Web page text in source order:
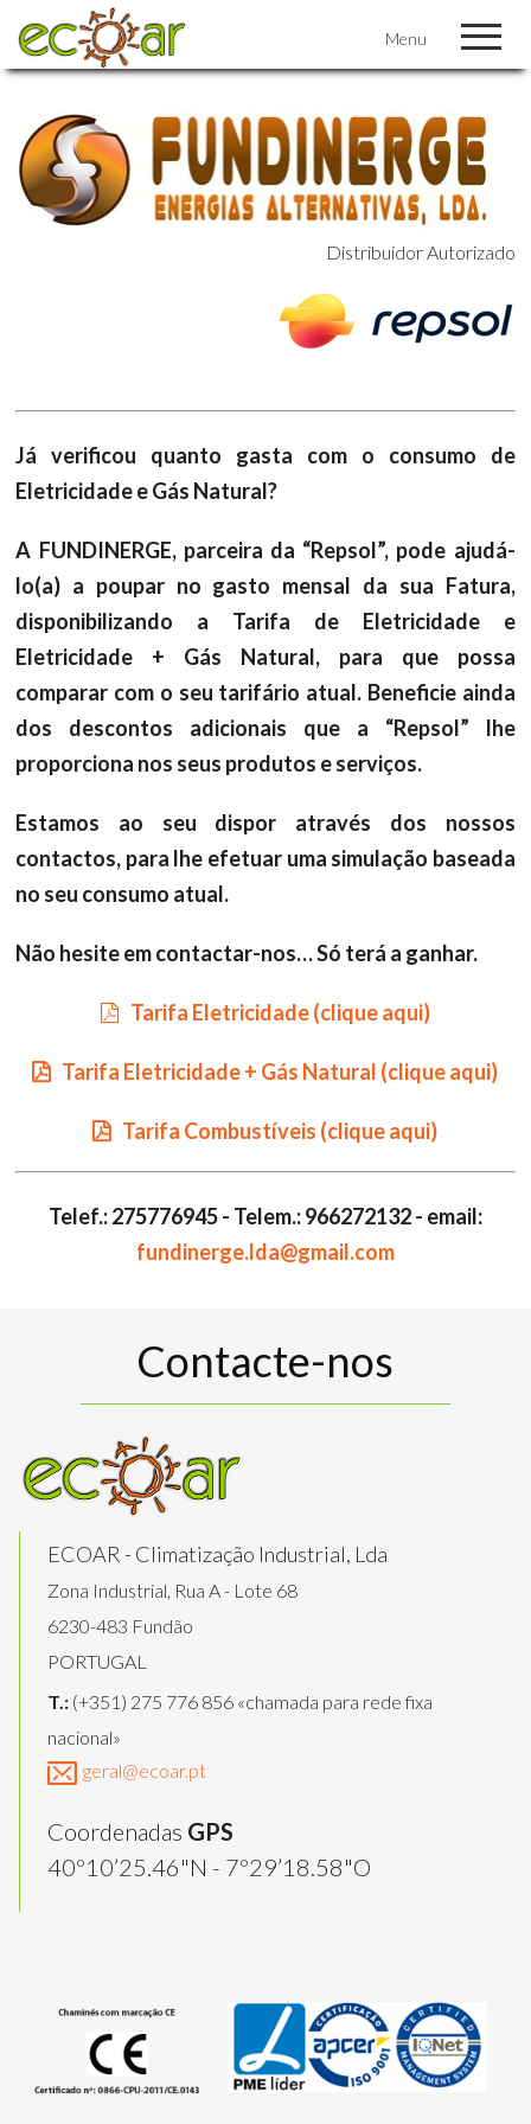
Menu
Distribuidor Autorizado
Já verificou quanto gasta com o consumo de
Eletricidade e Gás Natural?
A FUNDINERGE, parceira da “Repsol”, pode ajudá-
lo(a) a poupar no gasto mensal da sua Fatura,
disponibilizando a Tarifa de Eletricidade e
Eletricidade + Gás Natural, para que possa
comparar com o seu tarifário atual. Beneficie ainda
dos descontos adicionais que a “Repsol” lhe
proporciona nos seus produtos e serviços.
Estamos ao seu dispor através dos nossos
contactos, para lhe efetuar uma simulação baseada
no seu consumo atual.
Não hesite em contactar-nos… Só terá a ganhar.
Tarifa Eletricidade (clique aqui)
Tarifa Eletricidade + Gás Natural (clique aqui)
Tarifa Combustíveis (clique aqui)
Telef.: 275776945 - Telem.: 966272132 - email:
fundinerge.lda@gmail.com
Contacte-nos
ECOAR - Climatização Industrial, Lda
Zona Industrial, Rua A - Lote 68
6230-483 Fundão
PORTUGAL
T.: (+351) 275 776 856 «chamada para rede fixa
nacional»
geral@ecoar.pt
Coordenadas GPS
40º10’25.46"N - 7º29’18.58"O